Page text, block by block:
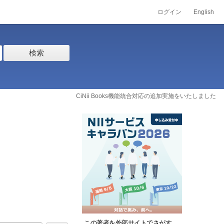
ログイン English
検索
CiNii Books機能統合対応の追加実施をいたしました